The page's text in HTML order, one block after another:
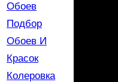
Обоев
Подбор
Обоев И
Красок
Колеровка